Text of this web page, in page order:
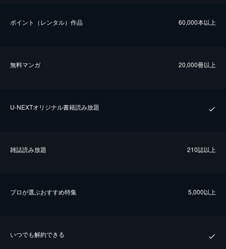
ポイント（レンタル）作品 60,000本以上
無料マンガ 20,000冊以上
U-NEXTオリジナル書籍読み放題
雑誌読み放題 210誌以上
プロが選ぶおすすめ特集 5,000以上
いつでも解約できる